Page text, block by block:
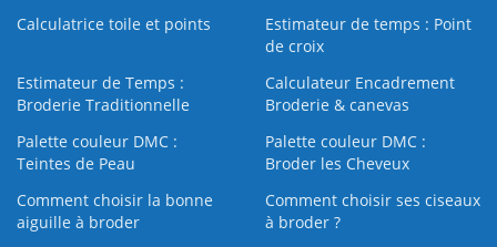
Calculatrice toile et points
Estimateur de temps : Point
de croix
Estimateur de Temps :
Broderie Traditionnelle
Calculateur Encadrement
Broderie & canevas
Palette couleur DMC :
Teintes de Peau
Palette couleur DMC :
Broder les Cheveux
Comment choisir la bonne
aiguille à broder
Comment choisir ses ciseaux
à broder ?